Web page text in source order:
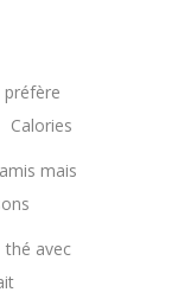
bois
mais